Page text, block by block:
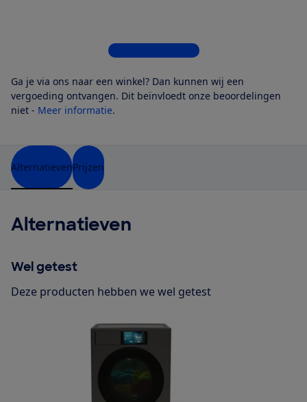
Bekijk alle 4 winkels
Ga je via ons naar een winkel? Dan kunnen wij een
vergoeding ontvangen. Dit beïnvloedt onze beoordelingen
niet - Meer informatie.
AlternatievenPrijzen
Alternatieven
Wel getest
Deze producten hebben we wel getest